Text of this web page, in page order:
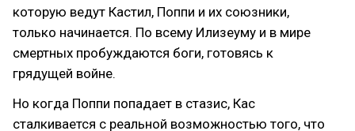
которую ведут Кастил, Поппи и их союзники,
только начинается. По всему Илизеуму и в мире
смертных пробуждаются боги, готовясь к
грядущей войне.
Но когда Поппи попадает в стазис, Кас
сталкивается с реальной возможностью того, что